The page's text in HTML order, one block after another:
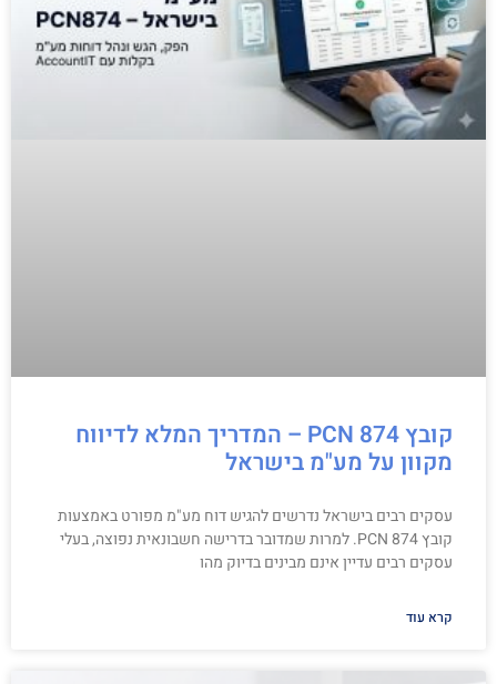
קובץ PCN 874 – המדריך המלא לדיווח
מקוון על מע"מ בישראל
עסקים רבים בישראל נדרשים להגיש דוח מע"מ מפורט באמצעות
קובץ PCN 874. למרות שמדובר בדרישה חשבונאית נפוצה, בעלי
עסקים רבים עדיין אינם מבינים בדיוק מהו
קרא עוד